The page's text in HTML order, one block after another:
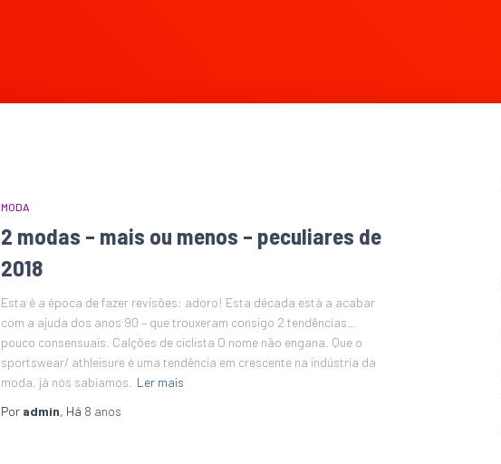
MODA
2 modas – mais ou menos – peculiares de
2018
Esta é a época de fazer revisões: adoro! Esta década está a acabar
com a ajuda dos anos 90 – que trouxeram consigo 2 tendências…
pouco consensuais. Calções de ciclista O nome não engana. Que o
sportswear/ athleisure é uma tendência em crescente na indústria da
moda, já nós sabíamos.
Ler mais
Por admin, Há 8 anos